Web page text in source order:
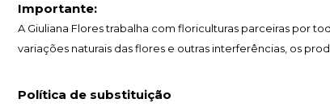
Importante:
A Giuliana Flores trabalha com floriculturas parceiras por
variações naturais das flores e outras interferências, os
Política de substituição